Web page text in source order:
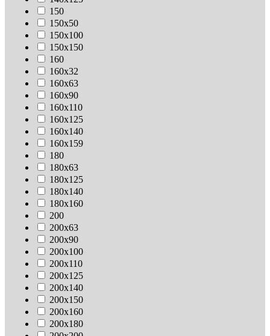
150
150х50
150х100
150х150
160
160х32
160х63
160х90
160х110
160х125
160х140
160х159
180
180х63
180х125
180х140
180х160
200
200х63
200х90
200х100
200х110
200х125
200х140
200х150
200х160
200х180